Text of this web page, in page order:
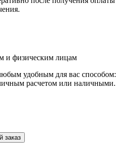
и физическим лицам
удобным для вас способом:
расчетом или наличными.
заказ